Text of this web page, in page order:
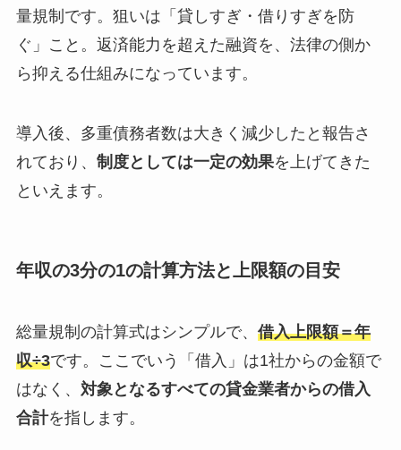
量規制です。狙いは「貸しすぎ・借りすぎを防
ぐ」こと。返済能力を超えた融資を、法律の側か
ら抑える仕組みになっています。
導入後、多重債務者数は大きく減少したと報告さ
れており、 制度としては一定の効果を上げてきた
といえます。
年収の3分の1の計算方法と上限額の目安
総量規制の計算式はシンプルで、 借入上限額＝年
収÷3です。ここでいう「借入」は1社からの金額で
はなく、 対象となるすべての貸金業者からの借入
合計を指します。